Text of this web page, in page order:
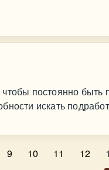
постоянно быть
искать
9 10 11 12